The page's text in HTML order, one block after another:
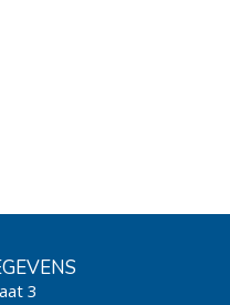
3